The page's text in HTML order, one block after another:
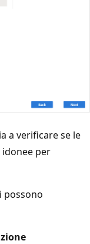
a verificare se le
idonee per
possono